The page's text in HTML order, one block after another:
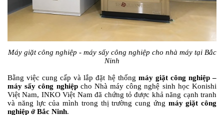
Máy giặt công nghiệp - máy sấy công nghiệp cho nhà máy tại Bắc
Ninh
Bằng việc cung cấp và lắp đặt hệ thống máy giặt công nghiệp –
máy sấy công nghiệpcho Nhà máy công nghệ sinh học Konishi
Việt Nam, INKO Việt Nam đã chứng tỏ được khả năng cạnh tranh
và năng lực của mình trong thị trường cung ứng máy giặt công
nghiệp ở Bắc Ninh.